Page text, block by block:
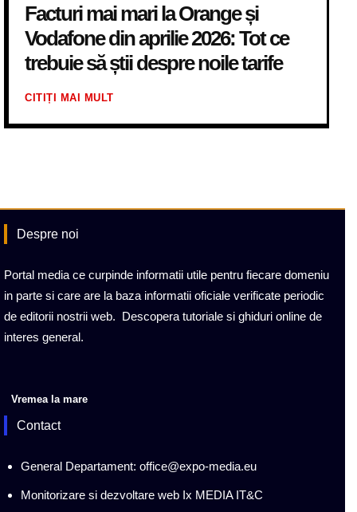
Facturi mai mari la Orange și
Vodafone din aprilie 2026: Tot ce
trebuie să știi despre noile tarife
CITIȚI MAI MULT
Despre noi
Portal media ce curpinde informatii utile pentru fiecare domeniu
in parte si care are la baza informatii oficiale verificate periodic
de editorii nostrii web. Descopera tutoriale si ghiduri online de
interes general.
Vremea la mare
Contact
General Departament: office@expo-media.eu
Monitorizare si dezvoltare web Ix MEDIA IT&C